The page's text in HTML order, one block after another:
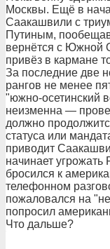
Москвы. Ещё в
Саакашвили с
Путиным,
вернётся с Южной
привёз в кармане
За последние две
рангов не менее
"южно-осетинский
неизменна —
должно
статуса или
приводит
начинает
бросился к
телефонном
пожаловался на
попросил
Что дальше?